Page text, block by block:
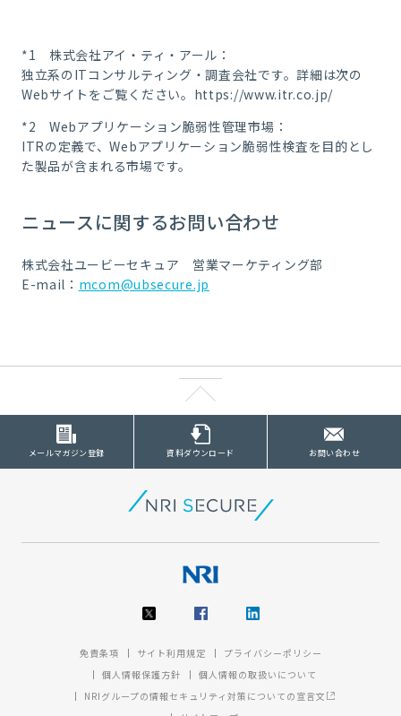
*1 株式会社アイ・ティ・アール：
独立系のITコンサルティング・調査会社です。詳細は次の
Webサイトをご覧ください。 https://www.itr.co.jp/
*2 Webアプリケーション脆弱性管理市場：
ITRの定義で、Webアプリケーション脆弱性検査を目的とし
た製品が含まれる市場です。
ニュースに関するお問い合わせ
株式会社ユービーセキュア 営業マーケティング部
E-mail： mcom@ubsecure.jp
メールマガジン登録 資料ダウンロード お問い合わせ
免責条項 サイト利用規定
プライバシーポリシー
個人情報保護方針
個人情報の取扱いについて
NRIグループの情報セキュリティ対策についての宣言文